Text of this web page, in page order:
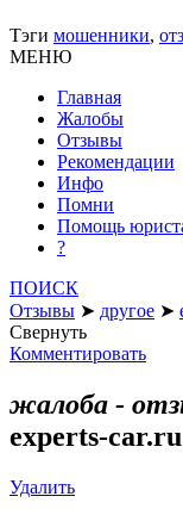
Тэги мошенники,
МЕНЮ
Главная
Жалобы
Отзывы
Рекомендации
Инфо
Помни
Помощь
?
ПОИСК
Отзывы ➤ другое ➤
Свернуть
Комментировать
жалоба -
experts-
Удалить